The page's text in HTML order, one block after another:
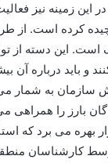
این زمینه نیز
کرده است. از
این دسته از
سازمان به شمار
بهره می برد که
کارشناسان